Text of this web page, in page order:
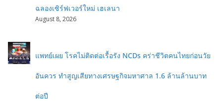
ฉลองเซิร์ฟเวอร์ใหม่ เฮเลนา
August 8, 2026
แพทย์เผย โรคไม่ติดต่อเรื้อรัง NCDs คร่าชีวิตคนไทยก่อนวัย
อันควร ทำสูญเสียทางเศรษฐกิจมหาศาล 1.6 ล้านล้านบาท
ต่อปี